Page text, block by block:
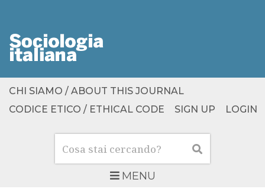
MENU
Cerca Cerca
CHI SIAMO / ABOUT THIS JOURNAL
CODICE ETICO / ETHICAL CODE
SIGN UP LOGIN